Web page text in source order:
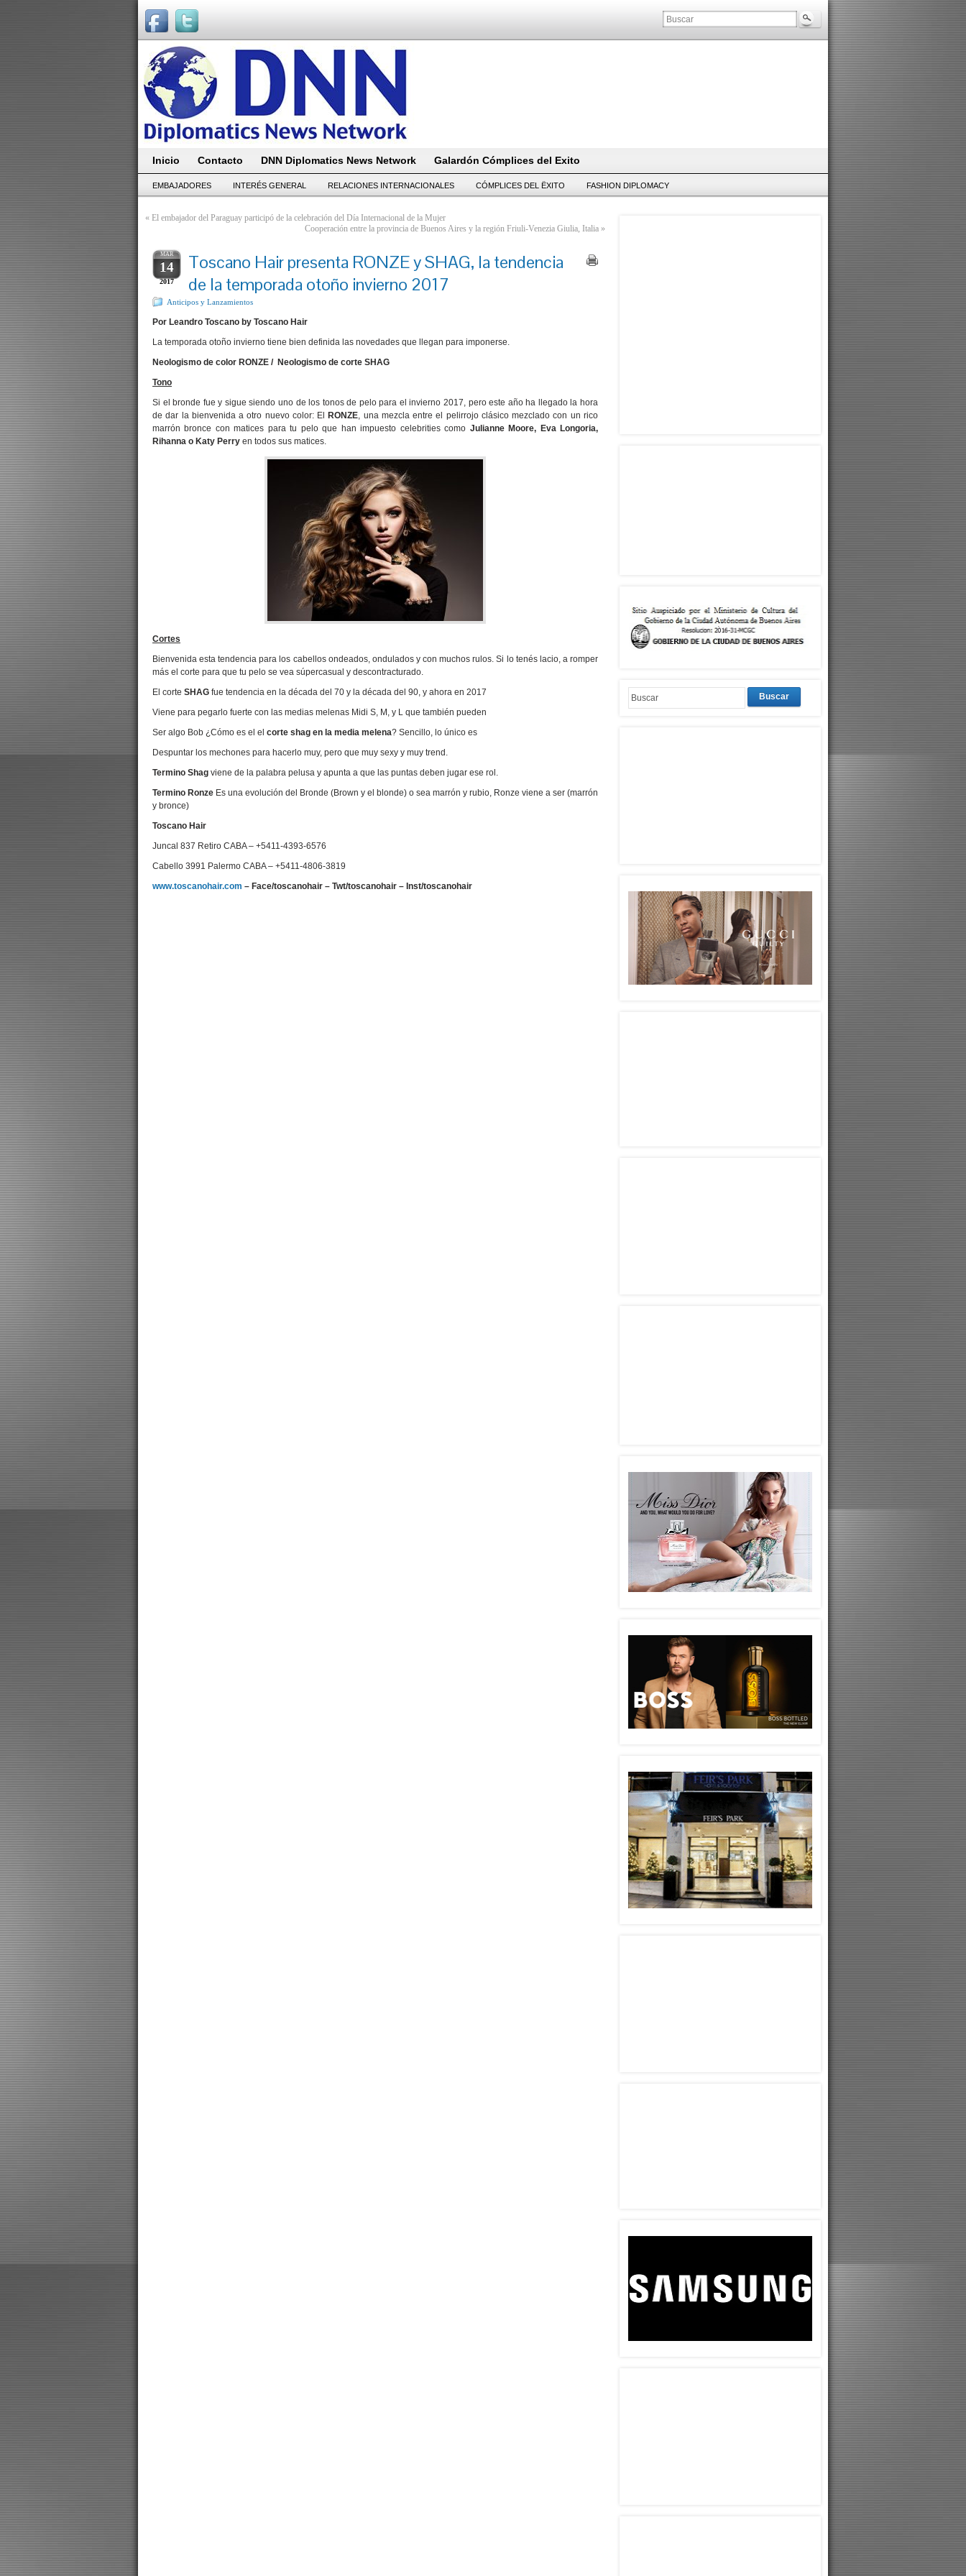
Inicio Contacto DNN Diplomatics News Network Galardón Cómplices del Exito
EMBAJADORES INTERÉS GENERAL RELACIONES INTERNACIONALES CÓMPLICES DEL ËXITO FASHION DIPLOMACY
« El embajador del Paraguay participó de la celebración del Día Internacional de la Mujer
Cooperación entre la provincia de Buenos Aires y la región Friuli-Venezia Giulia, Italia »
MAR
14
2017
Toscano Hair presenta RONZE y SHAG, la tendencia
de la temporada otoño invierno 2017
Anticipos y Lanzamientos
Por Leandro Toscano by Toscano Hair
La temporada otoño invierno tiene bien definida las novedades que llegan para imponerse.
Neologismo de color RONZE / Neologismo de corte SHAG
Tono
Si el bronde fue y sigue siendo uno de los tonos de pelo para el invierno 2017, pero este año ha llegado la hora
de dar la bienvenida a otro nuevo color: El
RONZE, una mezcla entre el pelirrojo clásico mezclado con un rico
marrón bronce con matices para tu pelo que han impuesto celebrities como Julianne Moore, Eva Longoria,
Rihanna o Katy Perry en todos sus matices.
Cortes
Bienvenida esta tendencia para los cabellos ondeados, ondulados y con muchos rulos. Si lo tenés lacio, a romper
más el corte para que tu pelo se vea súpercasual y descontracturado.
El corte SHAG fue tendencia en la década del 70 y la década del 90, y ahora en 2017
Viene para pegarlo fuerte con las medias melenas Midi S, M, y L que también pueden
Ser algo Bob ¿Cómo es el el corte shag en la media melena? Sencillo, lo único es
Despuntar los mechones para hacerlo muy, pero que muy sexy y muy trend.
Termino Shag viene de la palabra pelusa y apunta a que las puntas deben jugar ese rol.
Termino Ronze Es una evolución del Bronde (Brown y el blonde) o sea marrón y rubio, Ronze viene a ser (marrón
y bronce)
Toscano Hair
Juncal 837 Retiro CABA – +5411-4393-6576
Cabello 3991 Palermo CABA – +5411-4806-3819
www.toscanohair.com – Face/toscanohair – Twt/toscanohair – Inst/toscanohair
Buscar